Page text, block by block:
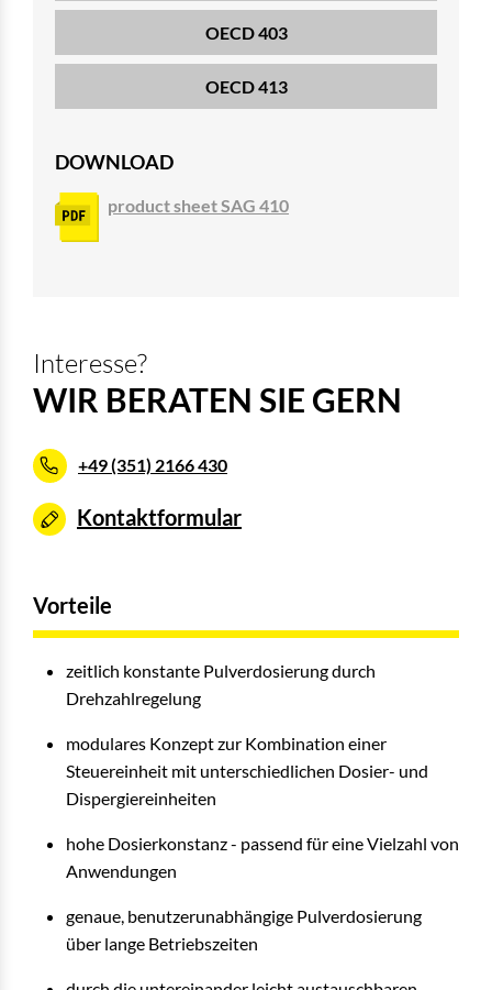
OECD 403
OECD 413
DOWNLOAD
product sheet SAG 410
Interesse?
WIR BERATEN SIE GERN
+49 (351) 2166 430
Kontaktformular
Vorteile
zeitlich konstante Pulverdosierung durch
Drehzahlregelung
modulares Konzept zur Kombination einer
Steuereinheit mit unterschiedlichen Dosier- und
Dispergiereinheiten
hohe Dosierkonstanz - passend für eine Vielzahl von
Anwendungen
genaue, benutzerunabhängige Pulverdosierung
über lange Betriebszeiten